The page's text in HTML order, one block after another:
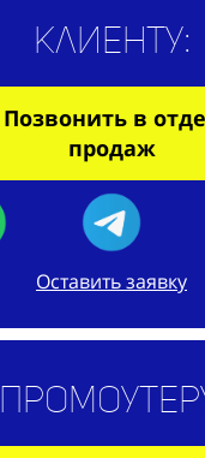
Клиенту:
Позвонить в
продаж
Оставить заявку